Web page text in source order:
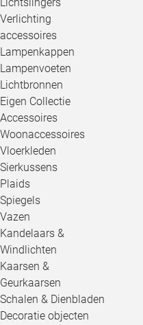
Verlichting
accessoires
Lampenkappen
Lampenvoeten
Lichtbronnen
Eigen Collectie
Accessoires
Woonaccessoires
Vloerkleden
Sierkussens
Plaids
Spiegels
Vazen
Kandelaars &
Windlichten
Kaarsen &
Geurkaarsen
Schalen & Dienbladen
Decoratie objecten